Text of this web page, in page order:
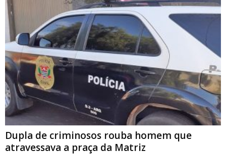
Dupla de criminosos rouba homem que
atravessava a praça da Matriz